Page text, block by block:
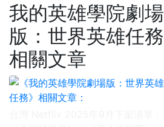
我的英雄學院劇場
版：世界英雄任務
相關文章